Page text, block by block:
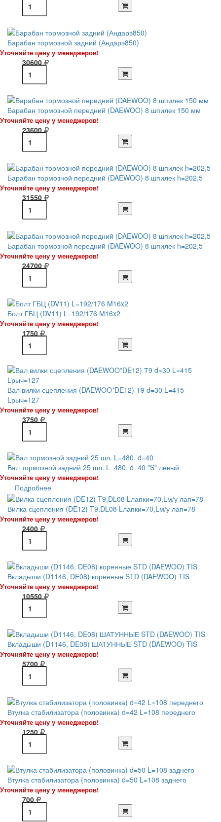
Барабан тормозной задний (Андарэ850)
Уточняйте цену у менеджеров!
30600
Барабан тормозной передний (DAEWOO) 8 шпилек 150 мм
Уточняйте цену у менеджеров!
23600
Барабан тормозной передний (DAEWOO) 8 шпилек h=202,5
Уточняйте цену у менеджеров!
31550
Барабан тормозной передний (DAEWOO) 8 шпилек h=202,5
Уточняйте цену у менеджеров!
24700
Болт ГБЦ (DV11) L=192/176 M16x2
Уточняйте цену у менеджеров!
1750
Вал вилки сцепления (DAEWOO*DE12) Т9 d=30 L=415
Lрыч=127
Уточняйте цену у менеджеров!
3750
Вал тормозной задний 25 шл. L=480. d=40 "S" левый
Уточняйте цену у менеджеров!
Подробнее
Вилка сцепления (DE12) T9,DL08 Lлапки=70,Lм/у лап=78
Уточняйте цену у менеджеров!
2400
Вкладыши (D1146, DE08) коренные STD (DAEWOO) TIS
Уточняйте цену у менеджеров!
10550
Вкладыши (D1146, DE08) ШАТУННЫЕ STD (DAEWOO) TIS
Уточняйте цену у менеджеров!
5700
Втулка стабилизатора (половинка) d=42 L=108 переднего
Уточняйте цену у менеджеров!
1250
Втулка стабилизатора (половинка) d=50 L=108 заднего
Уточняйте цену у менеджеров!
700